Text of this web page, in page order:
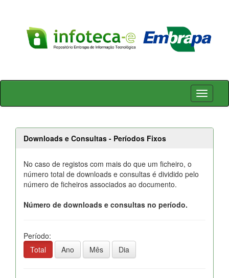
Skip
Downloads e Consultas - Períodos Fixos
No caso de registos com mais do que um ficheiro, o
número total de downloads e consultas é dividido pelo
número de ficheiros associados ao documento.
Número de downloads e consultas no período.
Período:
Total
Ano Mês Dia